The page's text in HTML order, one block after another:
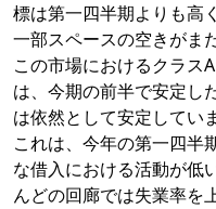
標は第一四半期よりも高
一部スペースの空きがま
この市場におけるクラス
は、今期の前半で安定し
は依然として安定してい
これは、今年の第一四半
な借入における活動が低
んどの回廊では失業率を